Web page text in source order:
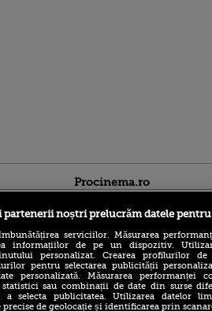
România
Procinema.ro
Nikolaj Coster-Waldau din
partenerii noștri prelucrăm datele
serviciilor. Măsurarea
informațiilor de pe un dispozitiv.
personalizat. Crearea profilurilor
pentru selectarea publicității
personalizată. Măsurarea performanței
sau combinații de date din surse
a selecta publicitatea. Utilizarea datelor
de geolocație și identificarea prin